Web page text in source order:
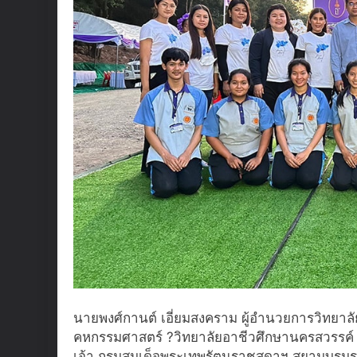
นายพงศ์กานต์ เอี่ยมสงคราม ผู้อำนวยการวิทย
คหกรรมศาสตร์ ?วิทยาลัยอาชีวศึกษานครสวรร